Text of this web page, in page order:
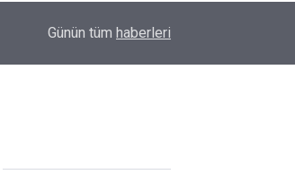
ERTUĞRUL OCAĞI'NDAN KOCAELİ’NE ZİYARET
Günün tüm haberleri